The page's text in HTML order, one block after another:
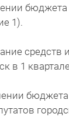
бюджета
1).
в 1
бюджета